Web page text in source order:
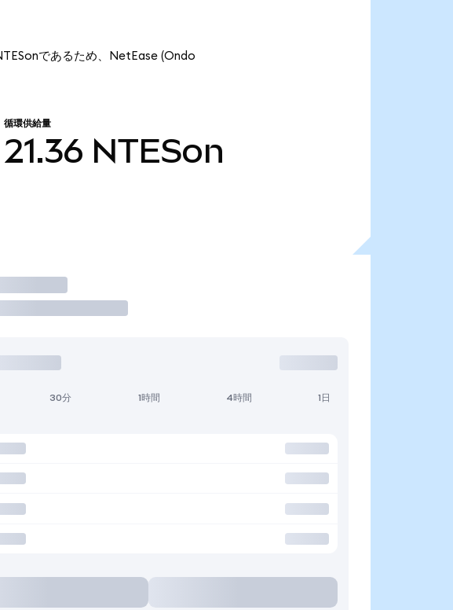
であるため、NetEase (Ondo
循環供給量
21.36 NTESon
30分 1時間 4時間 1日